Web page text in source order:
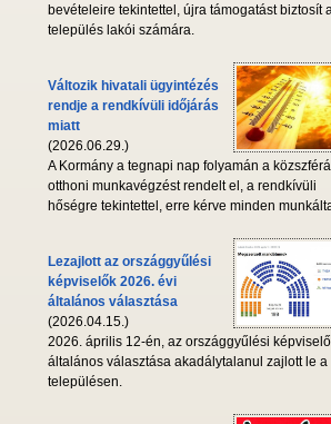
bevételeire tekintettel, újra támogatást biztosít
település lakói számára.
Változik hivatali ügyintézés
rendje a rendkívüli időjárás
miatt
(2026.06.29.)
A Kormány a tegnapi nap folyamán a
otthoni munkavégzést rendelt el, a rendkívüli
hőségre tekintettel, erre kérve minden
Lezajlott az országgyűlési
képviselők 2026. évi
általános választása
(2026.04.15.)
2026. április 12-én, az országgyűlési
általános választása akadálytalanul zajlott le a
településen.